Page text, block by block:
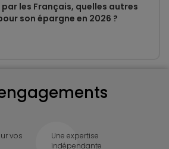
par les Français, quelles autres
son épargne en 2026 ?
vos
Une expertise
indépendante